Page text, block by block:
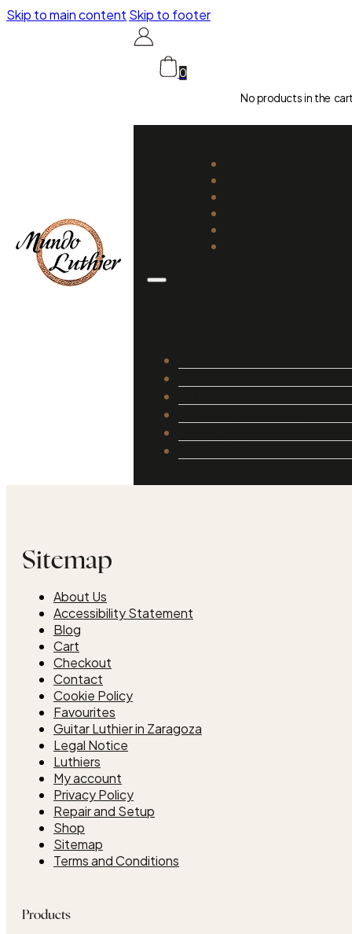
Skip to main content Skip to footer
0
No products in the
Sitemap
About Us
Accessibility Statement
Blog
Cart
Checkout
Contact
Cookie Policy
Favourites
Guitar Luthier in Zaragoza
Legal Notice
Luthiers
My account
Privacy Policy
Repair and Setup
Shop
Sitemap
Terms and Conditions
Products